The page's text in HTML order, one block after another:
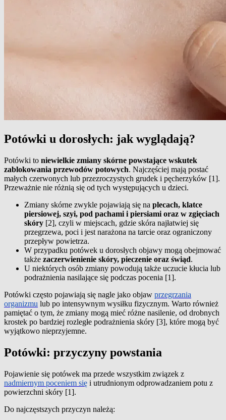
Potówki u dorosłych: jak wyglądają?
Potówki to niewielkie zmiany skórne powstające wskutek
zablokowania przewodów potowych. Najczęściej mają postać
małych czerwonych lub przezroczystych grudek i pęcherzyków [1].
Przeważnie nie różnią się od tych występujących u dzieci.
Zmiany skórne zwykle pojawiają się na plecach, klatce
piersiowej, szyi, pod pachami i piersiami oraz w zgięciach
skóry [2], czyli w miejscach, gdzie skóra najłatwiej się
przegrzewa, poci i jest narażona na tarcie oraz ograniczony
przepływ powietrza.
W przypadku potówek u dorosłych objawy mogą obejmować
także zaczerwienienie skóry, pieczenie oraz świąd.
U niektórych osób zmiany powodują także uczucie kłucia lub
podrażnienia nasilające się podczas pocenia [1].
Potówki często pojawiają się nagle jako objaw przegrzania
organizmu lub po intensywnym wysiłku fizycznym. Warto również
pamiętać o tym, że zmiany mogą mieć różne nasilenie, od drobnych
krostek po bardziej rozległe podrażnienia skóry [3], które mogą być
wyjątkowo nieprzyjemne.
Potówki: przyczyny powstania
Pojawienie się potówek ma przede wszystkim związek z
nadmiernym poceniem się i utrudnionym odprowadzaniem potu z
powierzchni skóry [1].
Do najczęstszych przyczyn należą: